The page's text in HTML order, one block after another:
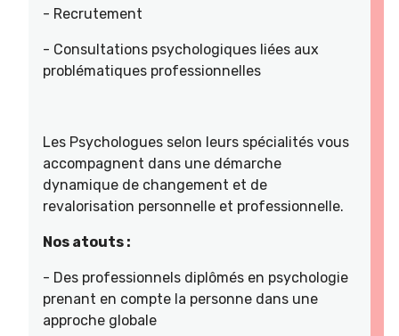
- Recrutement
- Consultations psychologiques liées aux
problématiques professionnelles
Les Psychologues selon leurs spécialités vous
accompagnent dans une démarche
dynamique de changement et de
revalorisation personnelle et professionnelle.
Nos atouts :
- Des professionnels diplômés en psychologie
prenant en compte la personne dans une
approche globale